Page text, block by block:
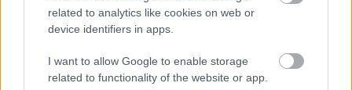
related to analytics like cookies on web or
device identifiers in apps.
I want to allow Google to enable storage
related to functionality of the website or app.
Miamiban és a Spielbergben bevetett csomag, ám Laurent
Mekies csapatfőnök szerint az évad hátralévő részében már
költségeket meg kell osztani a 2027-es autó munkálatai között